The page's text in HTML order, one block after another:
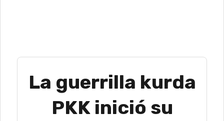
La guerrilla kurda
PKK inició su